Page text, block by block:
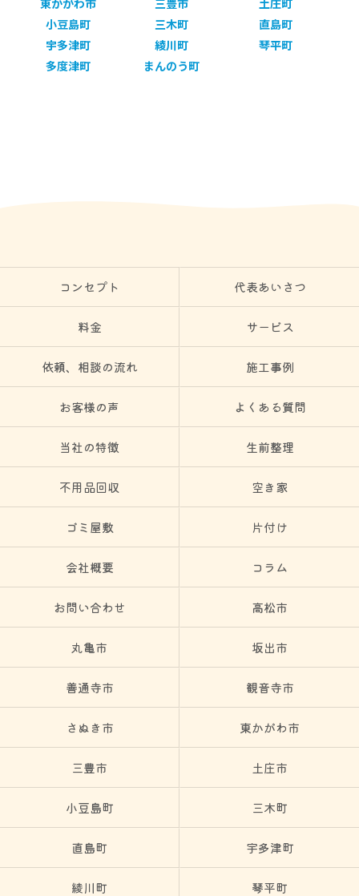
東かがわ市
三豊市
土庄町
小豆島町
三木町
直島町
宇多津町
綾川町
琴平町
多度津町
まんのう町
コンセプト 代表あいさつ
料金 サービス
依頼、相談の流れ 施工事例
お客様の声 よくある質問
当社の特徴 生前整理
不用品回収 空き家
ゴミ屋敷 片付け
会社概要 コラム
お問い合わせ 高松市
丸亀市 坂出市
善通寺市 観音寺市
さぬき市 東かがわ市
三豊市 土庄市
小豆島町 三木町
直島町 宇多津町
綾川町 琴平町